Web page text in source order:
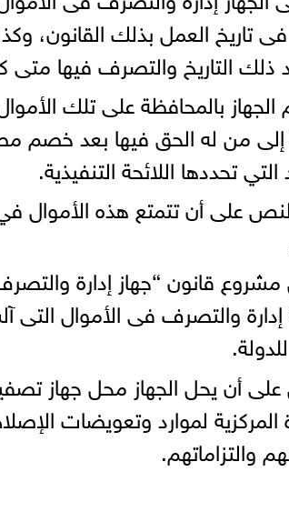
فى تاريخ العمل بذلك القانون،
ذلك التاريخ والتصرف فيها متى
الجهاز بالمحافظة على تلك
إلى من له الحق فيها بعد خصم
التي تحددها اللائحة التنفيذية.
على أن تتمتع هذه الأموال
قانون “جهاز إدارة
والتصرف فى الأموال التى
أن يحل الجهاز محل جهاز تصفية
المركزية لموارد وتعويضات
والتزاماتهم.